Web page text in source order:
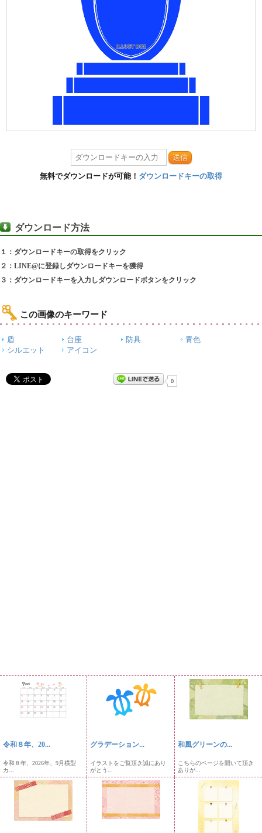
送信
無料でダウンロードが可能！ ダウンロードキーの取得
ダウンロード方法
１：ダウンロードキーの取得をクリック
２：LINE@に登録しダウンロードキーを獲得
３：ダウンロードキーを入力しダウンロードボタンをクリック
この画像のキーワード
盾 台座 防具
青色
シルエット
アイコン
0
令和８年、20...
令和８年、2026年、9月横型
カ...
グラデーション...
イラストをご覧頂き誠にあり
がとう...
和風グリーンの...
こちらのページを開いて頂き
ありが...